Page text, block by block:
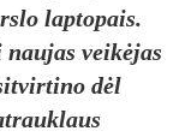
laptopais.
veikėjas
dėl